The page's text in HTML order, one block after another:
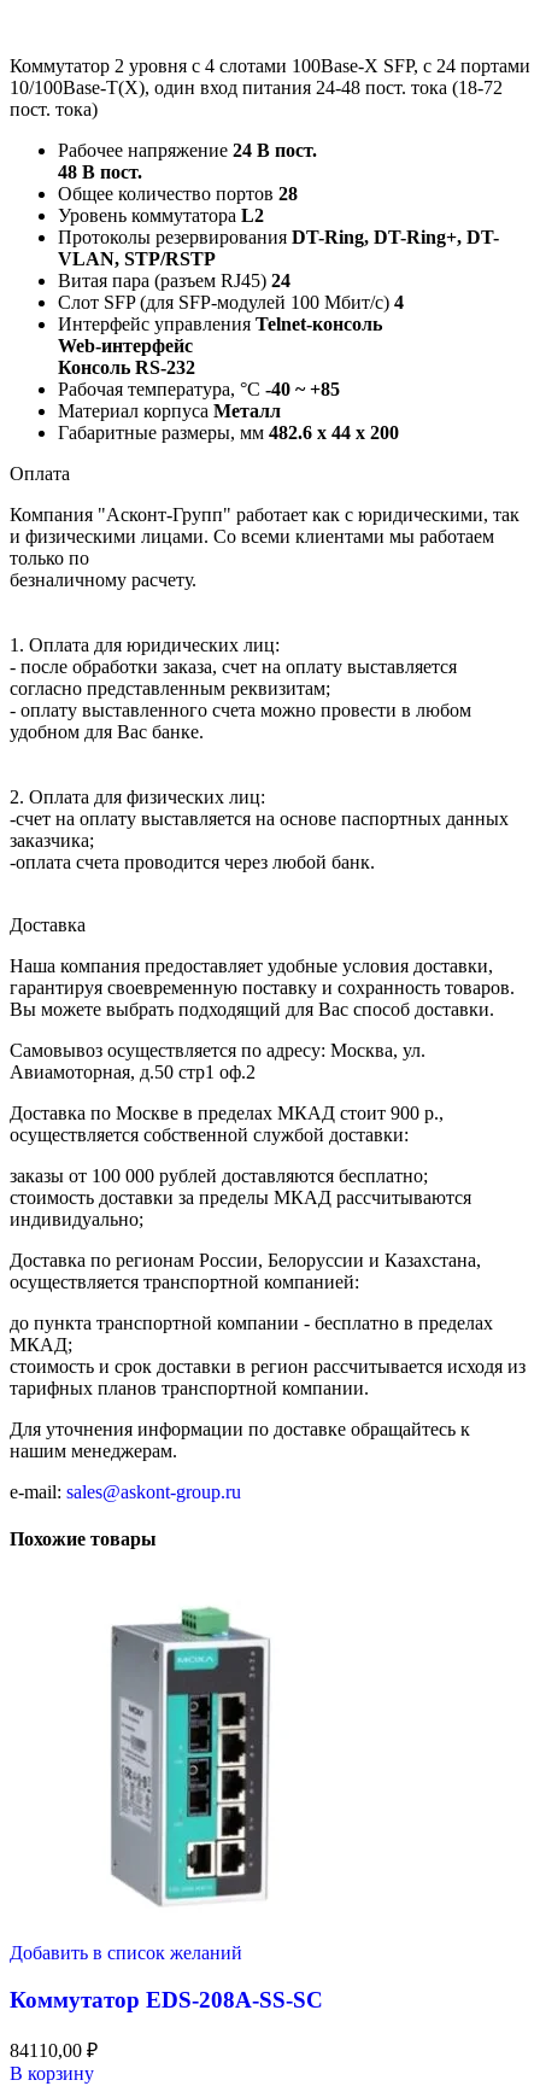
Коммутатор 2 уровня с 4 слотами 100Base-X SFP, с 24 портами
10/100Base-T(X), один вход питания 24-48 пост. тока (18-72
пост. тока)
Рабочее напряжение 24 В пост.
48 В пост.
Общее количество портов 28
Уровень коммутатора L2
Протоколы резервирования DT-Ring, DT-Ring+, DT-
VLAN, STP/RSTP
Витая пара (разъем RJ45) 24
Слот SFP (для SFP-модулей 100 Мбит/с) 4
Интерфейс управления Telnet-консоль
Web-интерфейс
Консоль RS-232
Рабочая температура, °C -40 ~ +85
Материал корпуса Металл
Габаритные размеры, мм 482.6 x 44 x 200
Оплата
Компания "Асконт-Групп" работает как с юридическими, так
и физическими лицами. Со всеми клиентами мы работаем
только по
безналичному расчету.
1. Оплата для юридических лиц:
- после обработки заказа, счет на оплату выставляется
согласно представленным реквизитам;
- оплату выставленного счета можно провести в любом
удобном для Вас банке.
2. Оплата для физических лиц:
-счет на оплату выставляется на основе паспортных данных
заказчика;
-оплата счета проводится через любой банк.
Доставка
Наша компания предоставляет удобные условия доставки,
гарантируя своевременную поставку и сохранность товаров.
Вы можете выбрать подходящий для Вас способ доставки.
Самовывоз осуществляется по адресу: Москва, ул.
Авиамоторная, д.50 стр1 оф.2
Доставка по Москве в пределах МКАД стоит 900 р.,
осуществляется собственной службой доставки:
заказы от 100 000 рублей доставляются бесплатно;
cтоимость доставки за пределы МКАД рассчитываются
индивидуально;
Доставка по регионам России, Белоруссии и Казахстана,
осуществляется транспортной компанией:
до пункта транспортной компании - бесплатно в пределах
МКАД;
стоимость и срок доставки в регион рассчитывается исходя из
тарифных планов транспортной компании.
Для уточнения информации по доставке обращайтесь к
нашим менеджерам.
e-mail: sales@askont-group.ru
Похожие товары
Добавить в список желаний
Коммутатор EDS-208A-SS-SC
84110,00 ₽
В корзину